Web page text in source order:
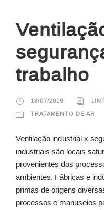
trabalho
18/07/2019
TRATAMENTO DE AR
Ventilação industrial x
industriais são locais
provenientes dos
ambientes. Fábricas e
primas de origens
processos e manuseios